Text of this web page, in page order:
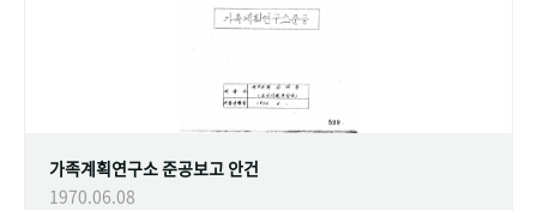
가족계획연구소 준공보고 안건
1970.06.08